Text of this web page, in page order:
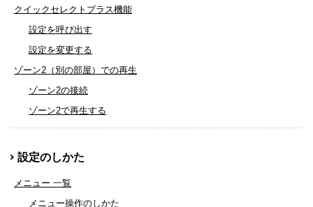
クイックセレクトプラス機能
設定を呼び出す
設定を変更する
ゾーン2（別の部屋）での再生
ゾーン2の接続
ゾーン2で再生する
設定のしかた
メニュー 一覧
メニュー操作のしかた